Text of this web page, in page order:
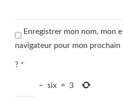
Enregistrer mon nom, mon
navigateur pour mon prochain
? *
− six = 3